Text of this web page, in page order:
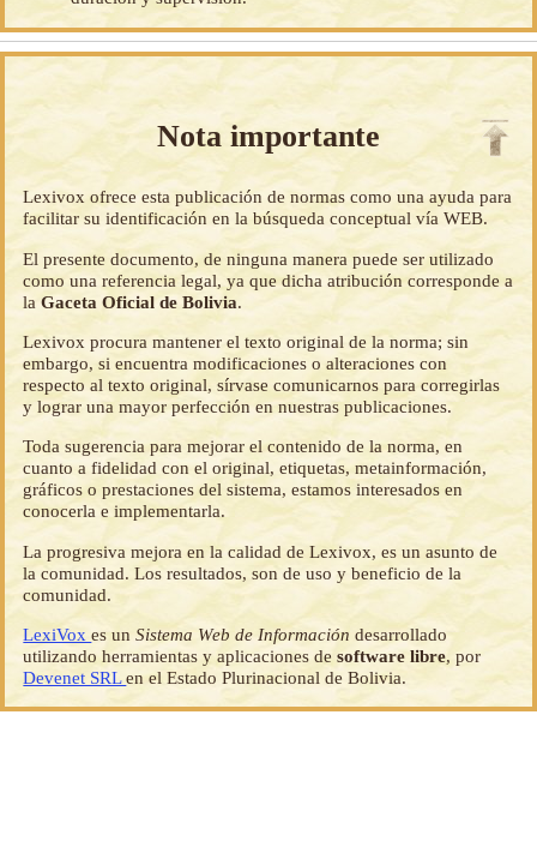
Nota importante
Lexivox ofrece esta publicación de normas como una ayuda para
facilitar su identificación en la búsqueda conceptual vía WEB.
El presente documento, de ninguna manera puede ser utilizado
como una referencia legal, ya que dicha atribución corresponde a
laGaceta Oficial de Bolivia.
Lexivox procura mantener el texto original de la norma; sin
embargo, si encuentra modificaciones o alteraciones con
respecto al texto original, sírvase comunicarnos para corregirlas
y lograr una mayor perfección en nuestras publicaciones.
Toda sugerencia para mejorar el contenido de la norma, en
cuanto a fidelidad con el original, etiquetas, metainformación,
gráficos o prestaciones del sistema, estamos interesados en
conocerla e implementarla.
La progresiva mejora en la calidad de Lexivox, es un asunto de
la comunidad. Los resultados, son de uso y beneficio de la
comunidad.
LexiVoxes unSistema Web de Información desarrollado
utilizando herramientas y aplicaciones desoftware libre, por
Devenet SRLen el Estado Plurinacional de Bolivia.